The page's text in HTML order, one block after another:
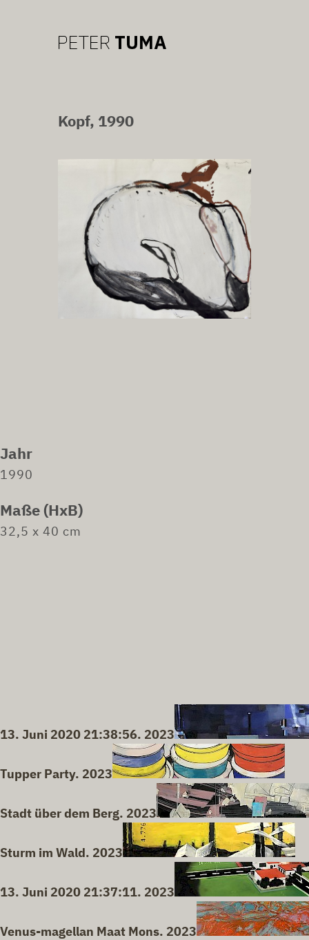
Kopf, 1990
Jahr
1990
Maße (HxB)
32,5 x 40 cm
13. Juni 2020 21:38:56. 2023
Tupper Party. 2023
Stadt über dem Berg. 2023
Sturm im Wald. 2023
13. Juni 2020 21:37:11. 2023
Venus-magellan Maat Mons. 2023